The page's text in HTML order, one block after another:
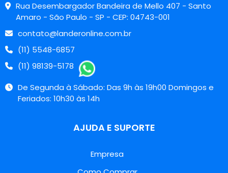
Rua Desembargador Bandeira de Mello 407 - Santo
Amaro - São Paulo - SP - CEP: 04743-001
contato@landeronline.com.br
(11) 5548-6857
(11) 98139-5178
De Segunda à Sábado: Das 9h às 19h00 Domingos e
Feriados: 10h30 às 14h
AJUDA E SUPORTE
Empresa